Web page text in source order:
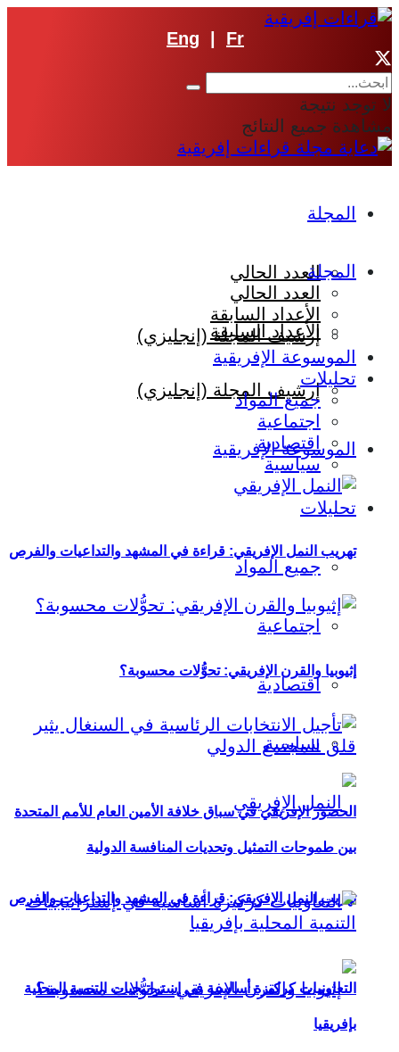
Eng Fr
لا توجد نتيجة
مشاهدة جميع النتائج
المجلة
العدد الحالي
الأعداد السابقة
إرشيف المجلة (إنجليزي)
الموسوعة الإفريقية
تحليلات
جميع المواد
اجتماعية
اقتصادية
سياسية
تهريب النمل الإفريقي: قراءة في المشهد والتداعيات والفرص
المجلة
العدد الحالي
الأعداد السابقة
إرشيف المجلة (إنجليزي)
الموسوعة الإفريقية
تحليلات
جميع المواد
اجتماعية
اقتصادية
سياسية
تهريب النمل الإفريقي: قراءة في المشهد والتداعيات والفرص
إثيوبيا والقرن الإفريقي: تحوُّلات محسوبة؟
الحضور الإفريقي في سباق خلافة الأمين العام للأمم المتحدة
بين طموحات التمثيل وتحديات المنافسة الدولية
التعاونيات كركيزة أساسية في إستراتيجيات التنمية المحلية
بإفريقيا